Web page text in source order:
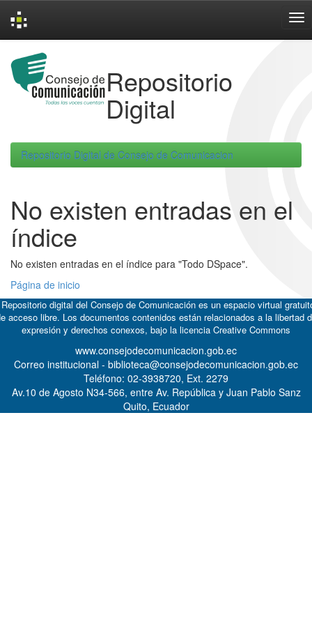
navigation
Repositorio
Digital
Repositorio Digital de Consejo de Comunicacion
No existen entradas en el
índice
No existen entradas en el índice para "Todo DSpace".
Página de inicio
digital del Consejo de Comunicación es un espacio virtual
acceso libre. Los documentos contenidos están relacionados a la libertad
expresión y derechos conexos, bajo la licencia Creative Commons
www.consejodecomunicacion.gob.ec
Correo institucional - biblioteca@consejodecomunicacion.gob.ec
Teléfono: 02-3938720, Ext. 2279
Av.10 de Agosto N34-566, entre Av. República y Juan Pablo Sanz
Quito, Ecuador